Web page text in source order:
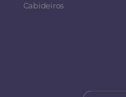
Cabideiros